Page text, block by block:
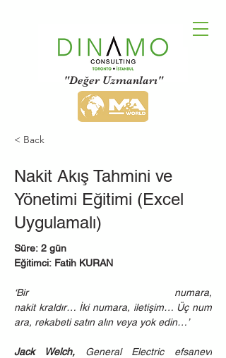
"Değer Uzmanları"
< Back
Nakit Akış Tahmini ve
Yönetimi Eğitimi (Excel
Uygulamalı)
Süre: 2 gün
Eğitimci: Fatih KURAN
‘Bir numara,
nakit kraldır… İki numara, iletişim… Üç num
ara, rekabeti satın alın veya yok edin…’
Jack Welch, General Electric efsanevi